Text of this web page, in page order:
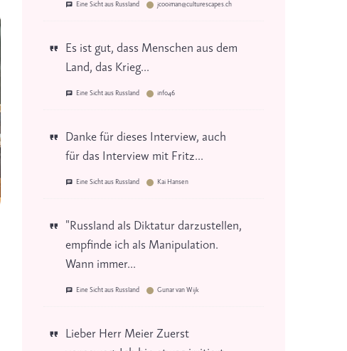
Eine Sicht aus Russland jcooiman@culturescapes.ch
Es ist gut, dass Menschen aus dem
Land, das Krieg...
Eine Sicht aus Russland info46
Danke für dieses Interview, auch
für das Interview mit Fritz...
Eine Sicht aus Russland Kai Hansen
"Russland als Diktatur darzustellen,
empfinde ich als Manipulation.
Wann immer...
Eine Sicht aus Russland Gunar van Wijk
Lieber Herr Meier Zuerst